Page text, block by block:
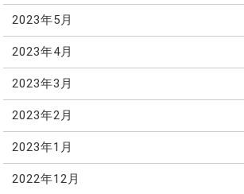
2023年5月
2023年4月
2023年3月
2023年2月
2023年1月
2022年12月